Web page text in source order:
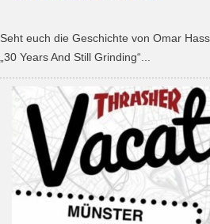
Seht euch die Geschichte von Omar
„30 Years And Still Grinding“...